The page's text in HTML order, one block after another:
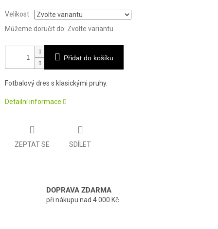
Velikost
Můžeme doručit do: Zvolte variantu
Přidat do košíku
Fotbalový dres s klasickými pruhy.
Detailní informace
ZEPTAT SE SDÍLET
DOPRAVA ZDARMA
při nákupu nad 4 000 Kč